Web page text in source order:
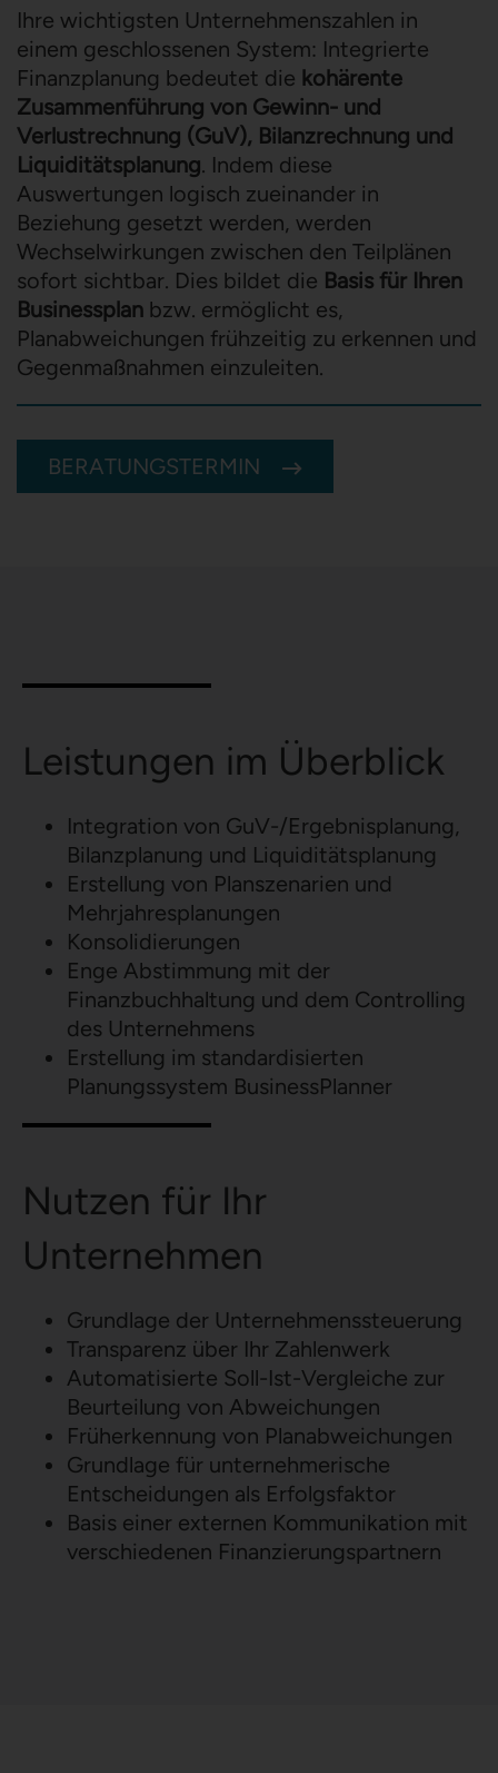
Ihre wichtigsten Unternehmenszahlen in
einem geschlossenen System: Integrierte
Finanzplanung bedeutet die kohärente
Zusammenführung von Gewinn- und
Verlustrechnung (GuV), Bilanzrechnung und
Liquiditätsplanung. Indem diese
Auswertungen logisch zueinander in
Beziehung gesetzt werden, werden
Wechselwirkungen zwischen den Teilplänen
sofort sichtbar. Dies bildet die Basis für Ihren
Businessplan bzw. ermöglicht es,
Planabweichungen frühzeitig zu erkennen und
Gegenmaßnahmen einzuleiten.
BERATUNGSTERMIN
Leistungen im Überblick
Integration von GuV-/Ergebnisplanung,
Bilanzplanung und Liquiditätsplanung
Erstellung von Planszenarien und
Mehrjahresplanungen
Konsolidierungen
Enge Abstimmung mit der
Finanzbuchhaltung und dem Controlling
des Unternehmens
Erstellung im standardisierten
Planungssystem BusinessPlanner
Nutzen für Ihr
Unternehmen
Grundlage der Unternehmenssteuerung
Transparenz über Ihr Zahlenwerk
Automatisierte Soll-Ist-Vergleiche zur
Beurteilung von Abweichungen
Früherkennung von Planabweichungen
Grundlage für unternehmerische
Entscheidungen als Erfolgsfaktor
Basis einer externen Kommunikation mit
verschiedenen Finanzierungspartnern